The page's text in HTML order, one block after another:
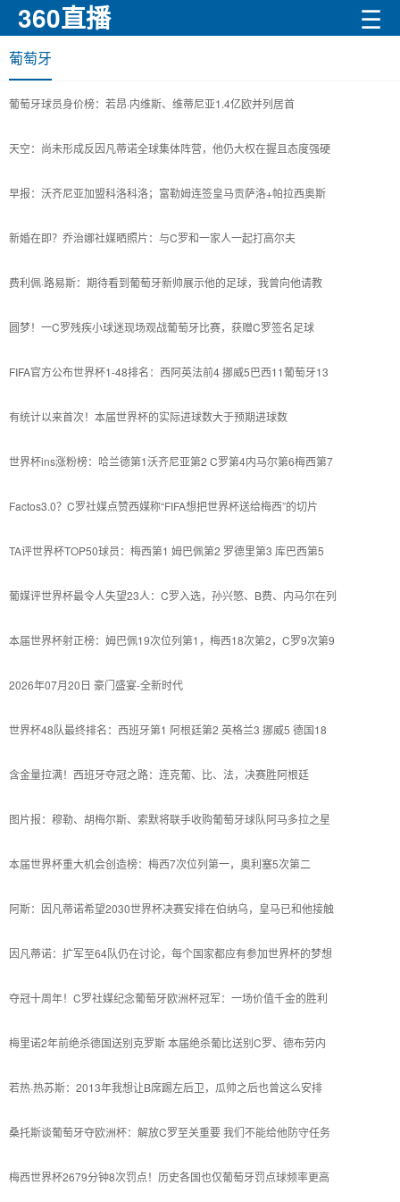
360直播 ☰
葡萄牙
葡萄牙球员身价榜：若昂·内维斯、维蒂尼亚1.4亿欧并列居首
天空：尚未形成反因凡蒂诺全球集体阵营，他仍大权在握且态度强硬
早报：沃齐尼亚加盟科洛科洛；富勒姆连签皇马贡萨洛+帕拉西奥斯
新婚在即？乔治娜社媒晒照片：与C罗和一家人一起打高尔夫
费利佩·路易斯：期待看到葡萄牙新帅展示他的足球，我曾向他请教
圆梦！一C罗残疾小球迷现场观战葡萄牙比赛，获赠C罗签名足球
FIFA官方公布世界杯1-48排名：西阿英法前4 挪威5巴西11葡萄牙13
有统计以来首次！本届世界杯的实际进球数大于预期进球数
世界杯ins涨粉榜：哈兰德第1沃齐尼亚第2 C罗第4内马尔第6梅西第7
Factos3.0？C罗社媒点赞西媒称“FIFA想把世界杯送给梅西”的切片
TA评世界杯TOP50球员：梅西第1 姆巴佩第2 罗德里第3 库巴西第5
葡媒评世界杯最令人失望23人：C罗入选，孙兴慜、B费、内马尔在列
本届世界杯射正榜：姆巴佩19次位列第1，梅西18次第2，C罗9次第9
2026年07月20日 豪门盛宴-全新时代
世界杯48队最终排名：西班牙第1 阿根廷第2 英格兰3 挪威5 德国18
含金量拉满！西班牙夺冠之路：连克葡、比、法，决赛胜阿根廷
图片报：穆勒、胡梅尔斯、索默将联手收购葡萄牙球队阿马多拉之星
本届世界杯重大机会创造榜：梅西7次位列第一，奥利塞5次第二
阿斯：因凡蒂诺希望2030世界杯决赛安排在伯纳乌，皇马已和他接触
因凡蒂诺：扩军至64队仍在讨论，每个国家都应有参加世界杯的梦想
夺冠十周年！C罗社媒纪念葡萄牙欧洲杯冠军：一场价值千金的胜利
梅里诺2年前绝杀德国送别克罗斯 本届绝杀葡比送别C罗、德布劳内
若热·热苏斯：2013年我想让B席踢左后卫，瓜帅之后也曾这么安排
桑托斯谈葡萄牙夺欧洲杯：解放C罗至关重要 我们不能给他防守任务
梅西世界杯2679分钟8次罚点！历史各国也仅葡萄牙罚点球频率更高